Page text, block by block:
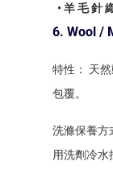
• 羊 毛 針
6. Wool /
特性： 天
包覆。
洗滌保養方
用洗劑冷水